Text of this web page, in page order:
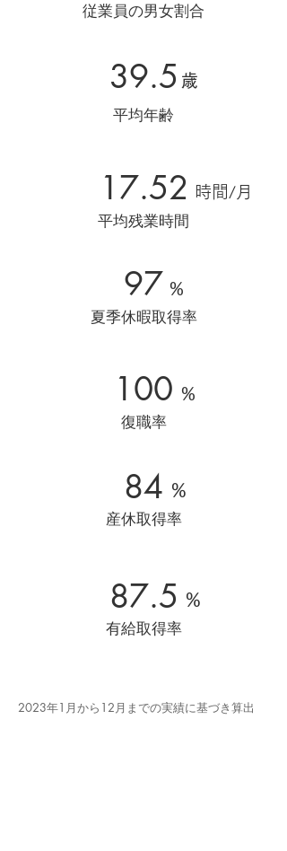
従業員の男女割合
39.5 歳
平均年齢
17.52 時間/月
平均残業時間
97 %
夏季休暇取得率
100 %
復職率
%
84
産休取得率
%
87.5
有給取得率
2023年1月から12月までの実績に基づき算出